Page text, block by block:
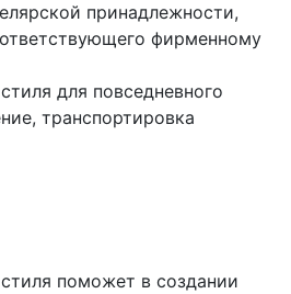
принадлежности,
фирменному
для повседневного
транспортировка
поможет в создании